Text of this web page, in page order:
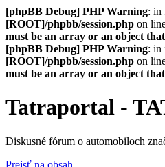
[phpBB Debug] PHP Warning: in
[ROOT]/phpbb/session.php on
must be an array or an object
[phpBB Debug] PHP Warning: in
[ROOT]/phpbb/session.php on
must be an array or an object
Tatraportal -
Diskusné fórum o automobiloch
Prejsť na obsah